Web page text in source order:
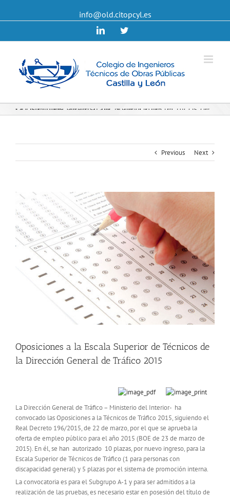
info@old.citopcyl.es
LinkedinTwitter
Oposiciones a la Escala Superior de Técnicos de la Dirección General de Tráfico 2015
Previous Next
View
Larger
Image
Oposiciones a la Escala Superior de Técnicos de
la Dirección General de Tráfico 2015
La Dirección General de Tráfico – Ministerio del Interior- ha
convocado las Oposiciones a la Técnicos de Tráfico 2015, siguiendo el
Real Decreto 196/2015, de 22 de marzo, por el que se aprueba la
oferta de empleo público para el año 2015 (BOE de 23 de marzo de
2015). En él, se han autorizado 10 plazas, por nuevo ingreso, para la
Escala Superior de Técnicos de Tráfico (1 para personas con
discapacidad general) y 5 plazas por el sistema de promoción interna.
La convocatoria es para el Subgrupo A-1 y para ser admitidos a la
realización de las pruebas, es necesario estar en posesión del título de